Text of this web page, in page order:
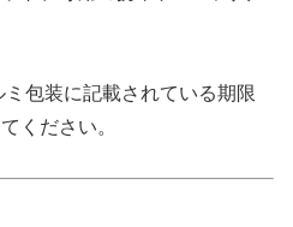
ミ包装に記載されている期限
ください。